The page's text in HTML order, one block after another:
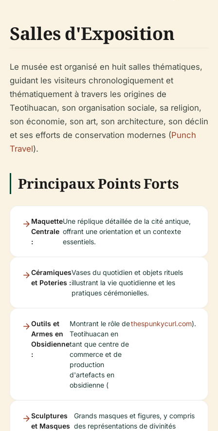
Salles d'Exposition
Le musée est organisé en huit salles thématiques,
guidant les visiteurs chronologiquement et
thématiquement à travers les origines de
Teotihuacan, son organisation sociale, sa religion,
son économie, son art, son architecture, son déclin
et ses efforts de conservation modernes (Punch
Travel).
Principaux Points Forts
Maquette
Centrale
:
Une réplique détaillée de la cité antique,
offrant une orientation et un contexte
essentiels.
Céramiques
et Poteries :
Vases du quotidien et objets rituels
illustrant la vie quotidienne et les
pratiques cérémonielles.
Outils et
Armes en
Obsidienne
:
Montrant le rôle de
Teotihuacan en
tant que centre de
commerce et de
production
d'artefacts en
obsidienne (
thespunkycurl.com).
Sculptures
et Masques
Grands masques et figures, y compris
des représentations de divinités